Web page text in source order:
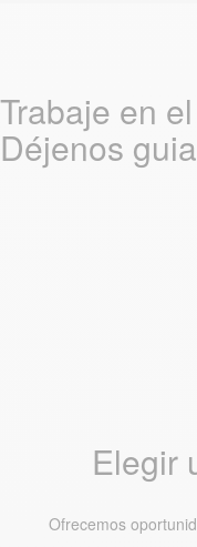
Trabaje en
Déjenos
Elegir
Ofrecemos